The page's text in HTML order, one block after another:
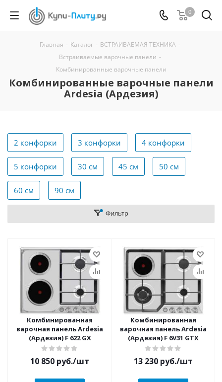
0
Главная - Каталог - ВСТРАИВАЕМАЯ ТЕХНИКА -
Встраиваемые варочные панели -
Комбинированные варочные панели
Комбинированные варочные панели
Ardesia (Ардезия)
2 конфорки 3 конфорки 4 конфорки
5 конфорки 30 см 45 см 50 см
60 см 90 см
Фильтр
Комбинированная
варочная панель Ardesia
(Ардезия) F 622 GX
10 850 руб./шт
Комбинированная
варочная панель Ardesia
(Ардезия) F 6V31 GTX
13 230 руб./шт